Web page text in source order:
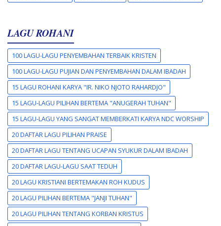
LAGU ROHANI
100 LAGU-LAGU PENYEMBAHAN TERBAIK KRISTEN
100 LAGU-LAGU PUJIAN DAN PENYEMBAHAN DALAM IBADAH
15 LAGU ROHANI KARYA "IR. NIKO NJOTO RAHARDJO"
15 LAGU-LAGU PILIHAN BERTEMA "ANUGERAH TUHAN"
15 LAGU-LAGU YANG SANGAT MEMBERKATI KARYA NDC WORSHIP
20 DAFTAR LAGU PILIHAN PRAISE
20 DAFTAR LAGU TENTANG UCAPAN SYUKUR DALAM IBADAH
20 DAFTAR LAGU-LAGU SAAT TEDUH
20 LAGU KRISTIANI BERTEMAKAN ROH KUDUS
20 LAGU PILIHAN BERTEMA "JANJI TUHAN"
20 LAGU PILIHAN TENTANG KORBAN KRISTUS